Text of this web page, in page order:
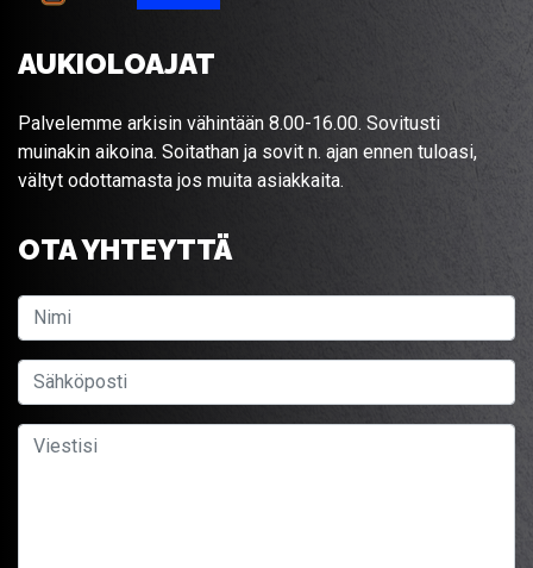
AUKIOLOAJAT
Palvelemme arkisin vähintään 8.00-16.00. Sovitusti
muinakin aikoina. Soitathan ja sovit n. ajan ennen tuloasi,
vältyt odottamasta jos muita asiakkaita.
OTA YHTEYTTÄ